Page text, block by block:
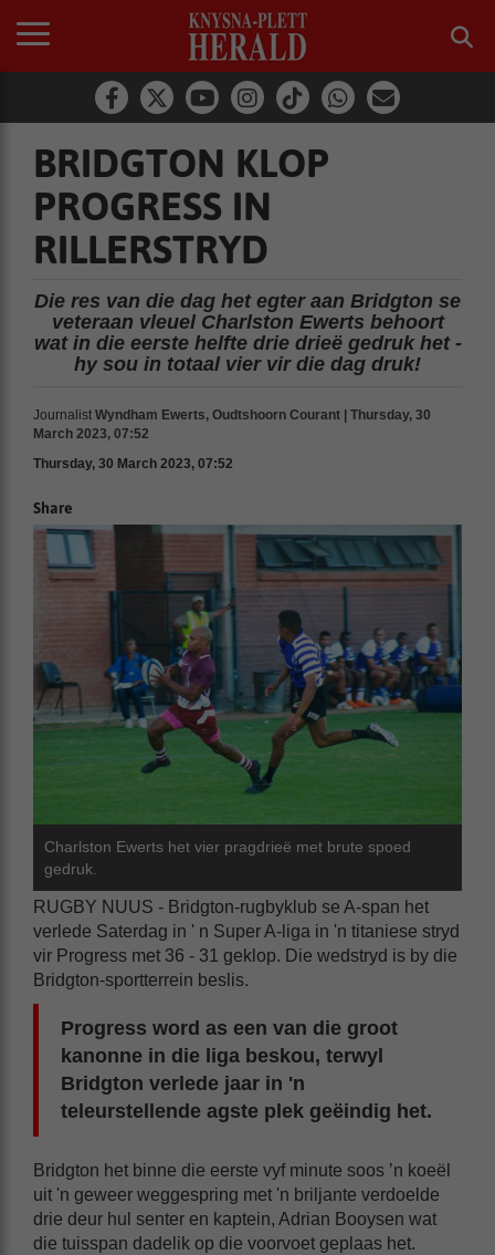
BRIDGTON KLOP
PROGRESS IN
RILLERSTRYD
Die res van die dag het egter aan Bridgton se
veteraan vleuel Charlston Ewerts behoort
wat in die eerste helfte drie drieë gedruk het -
hy sou in totaal vier vir die dag druk!
Journalist Wyndham Ewerts, Oudtshoorn Courant | Thursday, 30
March 2023, 07:52
Thursday, 30 March 2023, 07:52
Share
Charlston Ewerts het vier pragdrieë met brute spoed
gedruk.
RUGBY NUUS - Bridgton-rugbyklub se A-span het
verlede Saterdag in ' n Super A-liga in 'n titaniese stryd
vir Progress met 36 - 31 geklop. Die wedstryd is by die
Bridgton-sportterrein beslis.
Progress word as een van die groot
kanonne in die liga beskou, terwyl
Bridgton verlede jaar in 'n
teleurstellende agste plek geëindig het.
Bridgton het binne die eerste vyf minute soos ’n koeël
uit 'n geweer weggespring met 'n briljante verdoelde
drie deur hul senter en kaptein, Adrian Booysen wat
die tuisspan dadelik op die voorvoet geplaas het.